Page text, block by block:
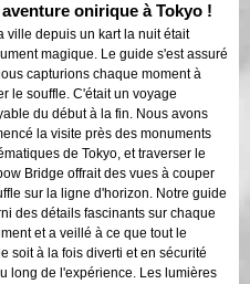
pour les visiteurs de première
souhaitent un mélange d'aventure
Le contraste entre les
modernes de Tokyo et les zones
était magnifiquement mis en
par les lumières nocturnes. Je
vivement cette visite à
!
onirique à Tokyo !
ville depuis un kart la nuit était
magique. Le guide s'est assuré
capturions chaque moment à
le souffle. C'était un voyage
du début à la fin. Nous avons
la visite près des monuments
de Tokyo, et traverser le
Bridge offrait des vues à couper
sur la ligne d'horizon. Notre guide
des détails fascinants sur chaque
et a veillé à ce que tout le
soit à la fois diverti et en sécurité
long de l'expérience. Les lumières